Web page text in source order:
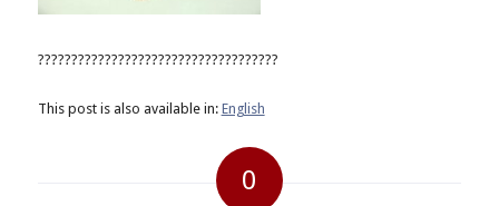
????????????????????????????????????
This post is also available in: English
0